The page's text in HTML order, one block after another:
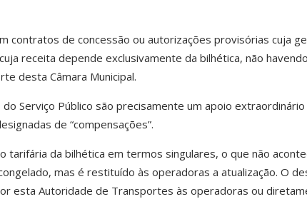
contratos de concessão ou autorizações provisórias cuja
receita depende exclusivamente da bilhética, não
desta Câmara Municipal.
Serviço Público são precisamente um apoio extraordinário
de “compensações”.
tarifária da bilhética em termos singulares, o que não
mas é restituído às operadoras a atualização. O
esta Autoridade de Transportes às operadoras ou